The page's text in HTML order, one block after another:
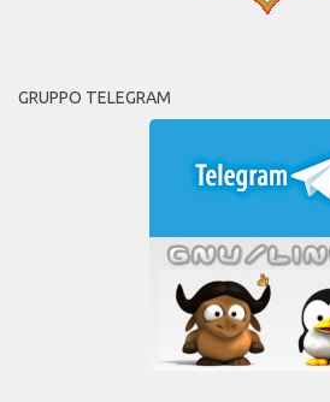
GRUPPO TELEGRAM